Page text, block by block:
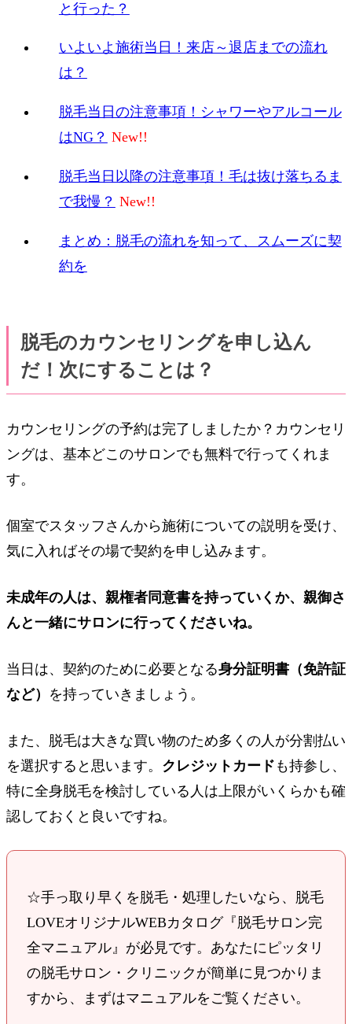
と行った？
いよいよ施術当日！来店～退店までの流れ
は？
脱毛当日の注意事項！シャワーやアルコール
はNG？
脱毛当日以降の注意事項！毛は抜け落ちるま
で我慢？
まとめ：脱毛の流れを知って、スムーズに契
約を
脱毛のカウンセリングを申し込ん
だ！次にすることは？
カウンセリングの予約は完了しましたか？カウンセリ
ングは、基本どこのサロンでも無料で行ってくれま
す。
個室でスタッフさんから施術についての説明を受け、
気に入ればその場で契約を申し込みます。
未成年の人は、親権者同意書を持っていくか、親御さ
んと一緒にサロンに行ってくださいね。
当日は、契約のために必要となる身分証明書（免許証
など） を持っていきましょう。
また、脱毛は大きな買い物のため多くの人が分割払い
を選択すると思います。 クレジットカード も持参し、
特に全身脱毛を検討している人は上限がいくらかも確
認しておくと良いですね。
☆手っ取り早くを脱毛・処理したいなら、脱毛
LOVEオリジナルWEBカタログ『脱毛サロン完
全マニュアル』が必見です。あなたにピッタリ
の脱毛サロン・クリニックが簡単に見つかりま
すから、まずはマニュアルをご覧ください。